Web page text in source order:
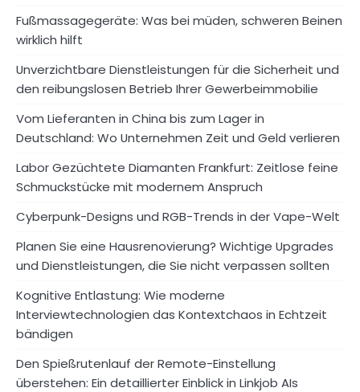
Fußmassagegeräte: Was bei müden, schweren Beinen
wirklich hilft
Unverzichtbare Dienstleistungen für die Sicherheit und
den reibungslosen Betrieb Ihrer Gewerbeimmobilie
Vom Lieferanten in China bis zum Lager in
Deutschland: Wo Unternehmen Zeit und Geld verlieren
Labor Gezüchtete Diamanten Frankfurt: Zeitlose feine
Schmuckstücke mit modernem Anspruch
Cyberpunk-Designs und RGB-Trends in der Vape-Welt
Planen Sie eine Hausrenovierung? Wichtige Upgrades
und Dienstleistungen, die Sie nicht verpassen sollten
Kognitive Entlastung: Wie moderne
Interviewtechnologien das Kontextchaos in Echtzeit
bändigen
Den Spießrutenlauf der Remote-Einstellung
überstehen: Ein detaillierter Einblick in Linkjob AIs